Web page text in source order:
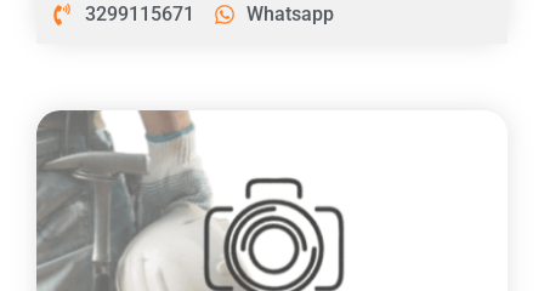
3299115671 Whatsapp